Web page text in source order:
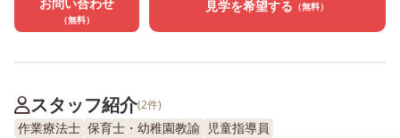
（無料）
見学を希望する （無料）
スタッフ紹介(2件)
作業療法士 保育士・幼稚園教諭 児童指導員